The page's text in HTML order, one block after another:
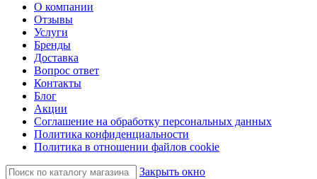
О компании
Отзывы
Услуги
Бренды
Доставка
Вопрос ответ
Контакты
Блог
Акции
Соглашение на обработку персональных данных
Политика конфиденциальности
Политика в отношении файлов cookie
Закрыть окно